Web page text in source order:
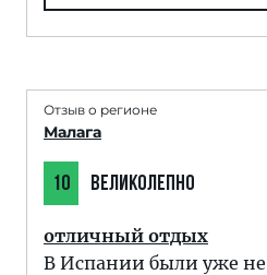
Отзыв о регионе
Малага
10 ВЕЛИКОЛЕПНО
отличный отдых
В Испании были уже